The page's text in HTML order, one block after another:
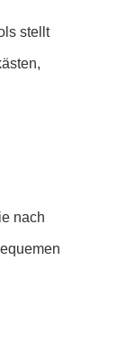
stellt
nach